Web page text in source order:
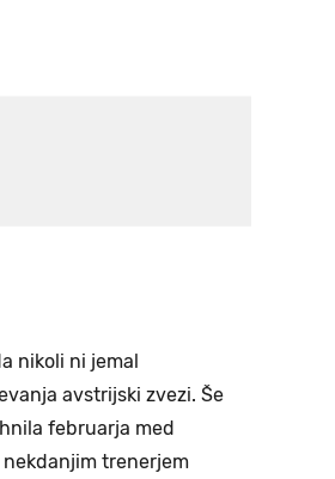
nikoli ni jemal
avstrijski zvezi. Še
februarja med
trenerjem